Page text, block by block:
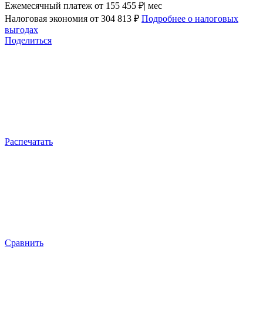
Ежемесячный платеж от 155 455 ₽| мес
Налоговая экономия от 304 813 ₽ Подробнее о налоговых
выгодах
Поделиться
Распечатать
Сравнить